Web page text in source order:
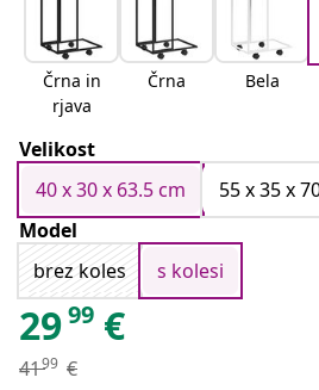
Črna in
rjava
Črna Bela
Velikost
40 x 30 x 63.5 cm
55 x 35 x
Model
brez koles
s kolesi
2999 €
4199 €